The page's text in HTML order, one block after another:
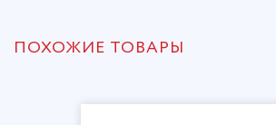
ПОХОЖИЕ ТОВАРЫ